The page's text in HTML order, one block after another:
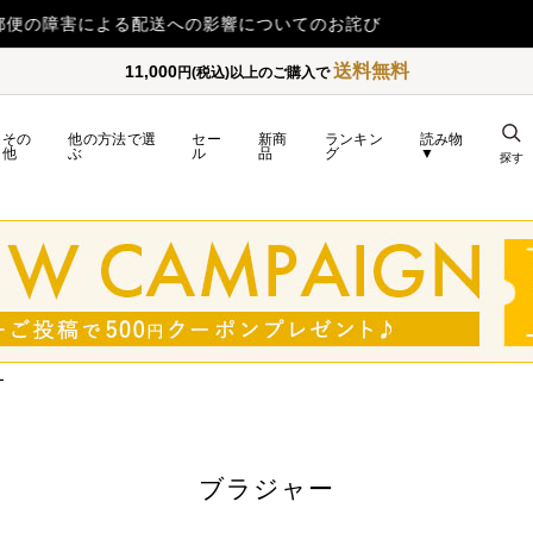
重要】令和8年熊本地震の影響によるお荷物のお届け遅延につい
11,000円(税込)以上のご購入で送料無料
その
他
他の方法で選
ぶ
セー
ル
新商
品
ランキン
グ
読み物
▼
探す
ブラジャー